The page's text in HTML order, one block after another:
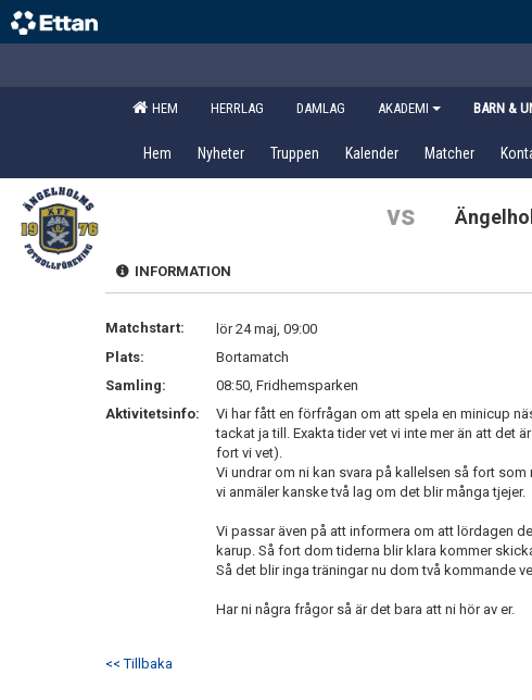
HEM HERRLAG DAMLAG AKADEMI BARN &
Hem Nyheter Truppen Kalender Matcher
vs
INFORMATION
Matchstart:
lör 24 maj, 09:00
Plats:
Bortamatch
Samling:
08:50, Fridhemsparken
Aktivitetsinfo:
Vi har fått en förfrågan om att spela en minicup
tackat ja till. Exakta tider vet vi inte mer än att det
fort vi vet).
Vi undrar om ni kan svara på kallelsen så fort
vi anmäler kanske två lag om det blir många tjejer.
Vi passar även på att informera om att lördagen
karup. Så fort dom tiderna blir klara kommer
Så det blir inga träningar nu dom två kommande
Har ni några frågor så är det bara att ni hör av er.
<< Tillbaka